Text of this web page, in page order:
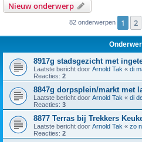
Nieuw onderwerp
82 onderwerpen 1 2
8917g stadsgezicht met
Laatste bericht door Arnold Tak « di
Reacties: 2
8847g dorpsplein/markt met
Laatste bericht door Arnold Tak « di
Reacties: 3
8877 Terras bij Trekkers
Laatste bericht door Arnold Tak « zo
Reacties: 2